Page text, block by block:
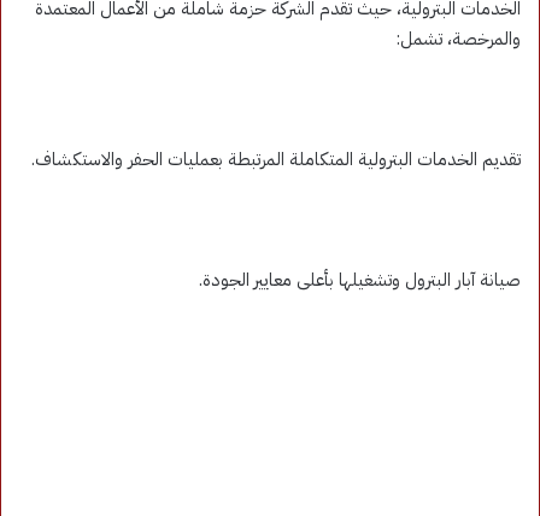
الخدمات البترولية، حيث تقدم الشركة حزمة شاملة من الأعمال المعتمدة
والمرخصة، تشمل:
تقديم الخدمات البترولية المتكاملة المرتبطة بعمليات الحفر والاستكشاف.
صيانة آبار البترول وتشغيلها بأعلى معايير الجودة.